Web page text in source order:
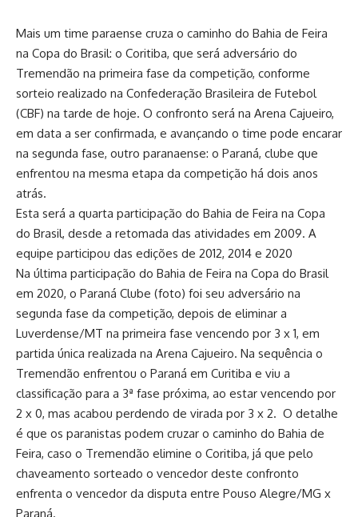
Mais um time paraense cruza o caminho do Bahia de Feira
na Copa do Brasil: o Coritiba, que será adversário do
Tremendão na primeira fase da competição, conforme
sorteio realizado na Confederação Brasileira de Futebol
(CBF) na tarde de hoje. O confronto será na Arena Cajueiro,
em data a ser confirmada, e avançando o time pode encarar
na segunda fase, outro paranaense: o Paraná, clube que
enfrentou na mesma etapa da competição há dois anos
atrás.
Esta será a quarta participação do Bahia de Feira na Copa
do Brasil, desde a retomada das atividades em 2009. A
equipe participou das edições de 2012, 2014 e 2020
Na última participação do Bahia de Feira na Copa do Brasil
em 2020, o Paraná Clube (foto) foi seu adversário na
segunda fase da competição, depois de eliminar a
Luverdense/MT na primeira fase vencendo por 3 x 1, em
partida única realizada na Arena Cajueiro. Na sequência o
Tremendão enfrentou o Paraná em Curitiba e viu a
classificação para a 3ª fase próxima, ao estar vencendo por
2 x 0, mas acabou perdendo de virada por 3 x 2. O detalhe
é que os paranistas podem cruzar o caminho do Bahia de
Feira, caso o Tremendão elimine o Coritiba, já que pelo
chaveamento sorteado o vencedor deste confronto
enfrenta o vencedor da disputa entre Pouso Alegre/MG x
Paraná.